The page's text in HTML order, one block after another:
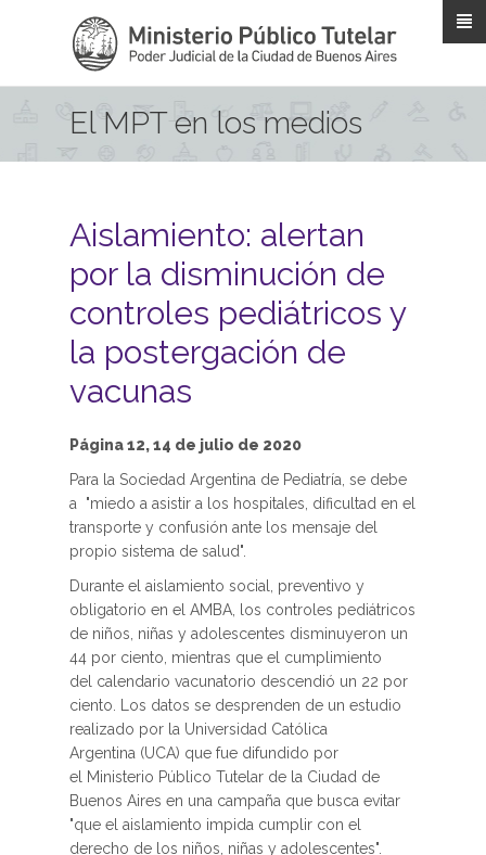
El MPT en los medios
Aislamiento: alertan
por la disminución de
controles pediátricos y
la postergación de
vacunas
Página 12, 14 de julio de 2020
Para la Sociedad Argentina de Pediatría, se debe
a "miedo a asistir a los hospitales, dificultad en el
transporte y confusión ante los mensaje del
propio sistema de salud".
Durante el aislamiento social, preventivo y
obligatorio en el AMBA, los controles pediátricos
de niños, niñas y adolescentes disminuyeron un
44 por ciento, mientras que el cumplimiento
del calendario vacunatorio descendió un 22 por
ciento. Los datos se desprenden de un estudio
realizado por la Universidad Católica
Argentina (UCA) que fue difundido por
el Ministerio Público Tutelar de la Ciudad de
Buenos Aires en una campaña que busca evitar
"que el aislamiento impida cumplir con el
derecho de los niños, niñas y adolescentes".